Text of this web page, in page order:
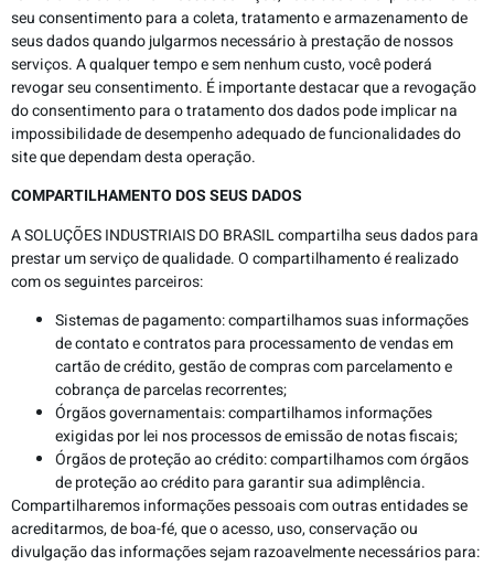
seu consentimento para a coleta, tratamento e armazenamento de
seus dados quando julgarmos necessário à prestação de nossos
serviços. A qualquer tempo e sem nenhum custo, você poderá
revogar seu consentimento. É importante destacar que a revogação
do consentimento para o tratamento dos dados pode implicar na
impossibilidade de desempenho adequado de funcionalidades do
site que dependam desta operação.
COMPARTILHAMENTO DOS SEUS DADOS
A SOLUÇÕES INDUSTRIAIS DO BRASIL compartilha seus dados para
prestar um serviço de qualidade. O compartilhamento é realizado
com os seguintes parceiros:
Sistemas de pagamento: compartilhamos suas informações
de contato e contratos para processamento de vendas em
cartão de crédito, gestão de compras com parcelamento e
cobrança de parcelas recorrentes;
Órgãos governamentais: compartilhamos informações
exigidas por lei nos processos de emissão de notas fiscais;
Órgãos de proteção ao crédito: compartilhamos com órgãos
de proteção ao crédito para garantir sua adimplência.
Compartilharemos informações pessoais com outras entidades se
acreditarmos, de boa-fé, que o acesso, uso, conservação ou
divulgação das informações sejam razoavelmente necessários para: